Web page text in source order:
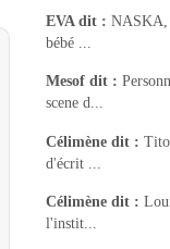
EVA dit : NASKA,
bébé ...
Mesof dit :
scene d...
Célimène dit :
d'écrit ...
Célimène dit :
l'instit...